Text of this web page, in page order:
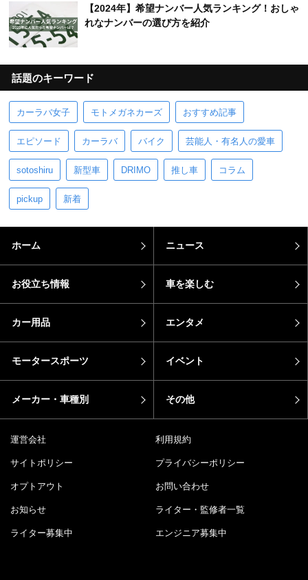
【2024年】希望ナンバー人気ランキング！おしゃ
れなナンバーの選び方を紹介
話題のキーワード
カーラバ女子 モトメガネカーズ おすすめ記事
エピソード カーラバ バイク 芸能人・有名人の愛車
sotoshiru 新型車 DRIMO 推し車 コラム
pickup 新着
ホーム ニュース
お役立ち情報 車を楽しむ
カー用品 エンタメ
モータースポーツ イベント
メーカー・車種別 その他
運営会社 利用規約
サイトポリシー プライバシーポリシー
オプトアウト お問い合わせ
お知らせ ライター・監修者一覧
ライター募集中 エンジニア募集中